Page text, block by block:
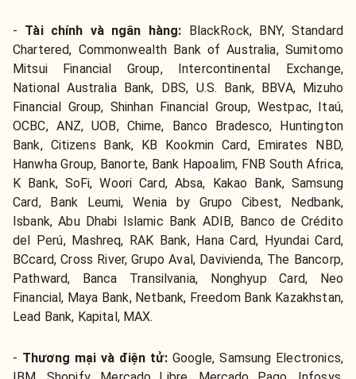
- Tài chính và ngân hàng:
BlackRock, BNY, Standard
Chartered, Commonwealth Bank of Australia, Sumitomo
Mitsui Financial Group, Intercontinental Exchange,
National Australia Bank, DBS, U.S. Bank, BBVA, Mizuho
Financial Group, Shinhan Financial Group, Westpac, Itaú,
OCBC, ANZ, UOB, Chime, Banco Bradesco, Huntington
Bank, Citizens Bank, KB Kookmin Card, Emirates NBD,
Hanwha Group, Banorte, Bank Hapoalim, FNB South Africa,
K Bank, SoFi, Woori Card, Absa, Kakao Bank, Samsung
Card, Bank Leumi, Wenia by Grupo Cibest, Nedbank,
Isbank, Abu Dhabi Islamic Bank ADIB, Banco de Crédito
del Perú, Mashreq, RAK Bank, Hana Card, Hyundai Card,
BCcard, Cross River, Grupo Aval, Davivienda, The Bancorp,
Pathward, Banca Transilvania, Nonghyup Card, Neo
Financial, Maya Bank, Netbank, Freedom Bank Kazakhstan,
Lead Bank, Kapital, MAX.
- Thương mại và điện tử:Google, Samsung Electronics,